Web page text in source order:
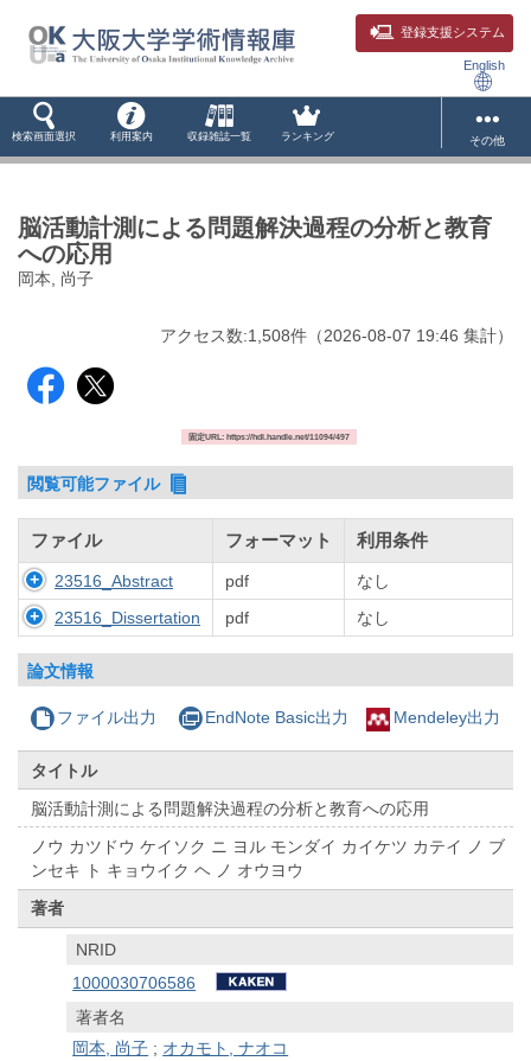
登録支援システム
English
検索画面選択 利用案内 収録雑誌一覧 ランキング その他
脳活動計測による問題解決過程の分析と教育
への応用
岡本, 尚子
アクセス数:1,508件 （2026-08-07 19:46 集計）
固定URL: https://hdl.handle.net/11094/497
閲覧可能ファイル
ファイル フォーマット 利用条件
23516_Abstract pdf
なし
23516_Dissertation
pdf なし
論文情報
ファイル出力 EndNote Basic出力 Mendeley出力
タイトル
脳活動計測による問題解決過程の分析と教育への応用
ノウ カツドウ ケイソク ニ ヨル モンダイ カイケツ カテイ ノ ブ
ンセキ ト キョウイク ヘ ノ オウヨウ
著者
NRID
1000030706586
著者名
岡本, 尚子 ; オカモト, ナオコ